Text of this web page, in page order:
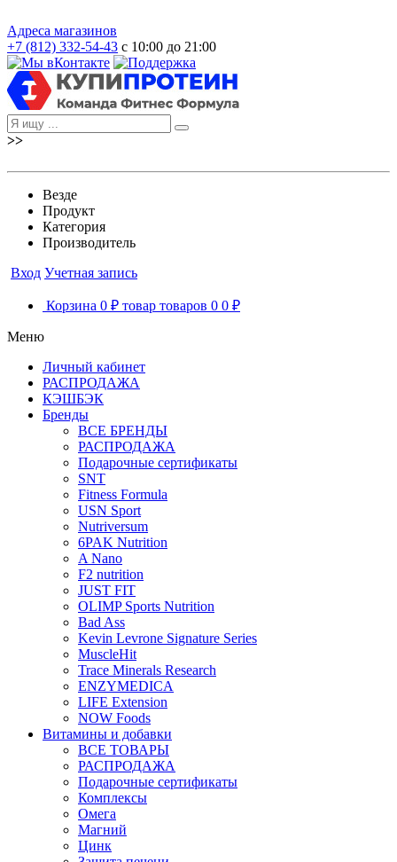
Адреса магазинов
+7 (812) 332-54-43 с 10:00 до 21:00
>>
Везде
Продукт
Категория
Производитель
Вход Учетная запись
Корзина 0 ₽ товар товаров 0 0 ₽
Меню
Личный кабинет
РАСПРОДАЖА
КЭШБЭК
Бренды
ВСЕ БРЕНДЫ
РАСПРОДАЖА
Подарочные сертификаты
SNT
Fitness Formula
USN Sport
Nutriversum
6PAK Nutrition
A Nano
F2 nutrition
JUST FIT
OLIMP Sports Nutrition
Bad Ass
Kevin Levrone Signature Series
MuscleHit
Trace Minerals Research
ENZYMEDICA
LIFE Extension
NOW Foods
Витамины и добавки
ВСЕ ТОВАРЫ
РАСПРОДАЖА
Подарочные сертификаты
Комплексы
Омега
Магний
Цинк